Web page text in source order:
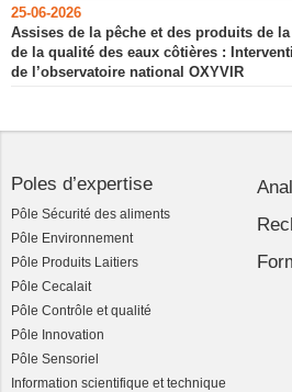
25-06-2026
Assises de la pêche et des produits de
de la qualité des eaux côtières :
de l’observatoire national OXYVIR
Poles d’expertise
Pôle Sécurité des aliments
Pôle Environnement
Pôle Produits Laitiers
Pôle Cecalait
Pôle Contrôle et qualité
Pôle Innovation
Pôle Sensoriel
Information scientifique et technique